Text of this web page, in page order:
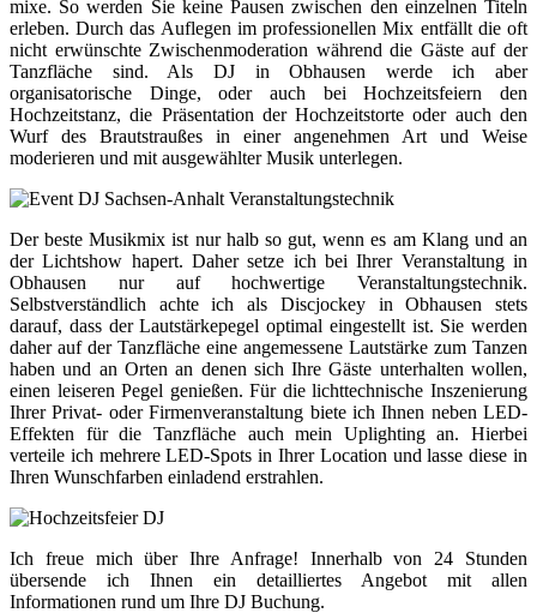
mixe. So werden Sie keine Pausen zwischen den einzelnen Titeln
erleben. Durch das Auflegen im professionellen Mix entfällt die oft
nicht erwünschte Zwischenmoderation während die Gäste auf der
Tanzfläche sind. Als DJ in Obhausen werde ich aber
organisatorische Dinge, oder auch bei Hochzeitsfeiern den
Hochzeitstanz, die Präsentation der Hochzeitstorte oder auch den
Wurf des Brautstraußes in einer angenehmen Art und Weise
moderieren und mit ausgewählter Musik unterlegen.
Der beste Musikmix ist nur halb so gut, wenn es am Klang und an
der Lichtshow hapert. Daher setze ich bei Ihrer Veranstaltung in
Obhausen nur auf hochwertige Veranstaltungstechnik.
Selbstverständlich achte ich als Discjockey in Obhausen stets
darauf, dass der Lautstärkepegel optimal eingestellt ist. Sie werden
daher auf der Tanzfläche eine angemessene Lautstärke zum Tanzen
haben und an Orten an denen sich Ihre Gäste unterhalten wollen,
einen leiseren Pegel genießen. Für die lichttechnische Inszenierung
Ihrer Privat- oder Firmenveranstaltung biete ich Ihnen neben LED-
Effekten für die Tanzfläche auch mein Uplighting an. Hierbei
verteile ich mehrere LED-Spots in Ihrer Location und lasse diese in
Ihren Wunschfarben einladend erstrahlen.
Ich freue mich über Ihre Anfrage! Innerhalb von 24 Stunden
übersende ich Ihnen ein detailliertes Angebot mit allen
Informationen rund um Ihre DJ Buchung.